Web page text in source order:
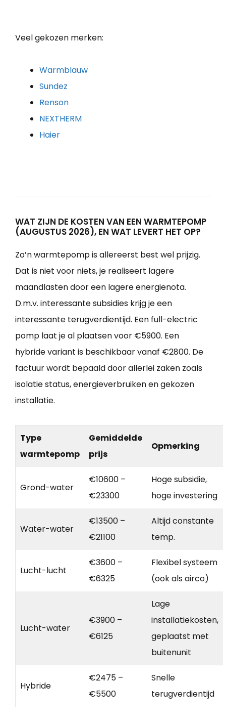
Veel gekozen merken:
Warmblauw
Sundez
Renson
NEXTHERM
Haier
WAT ZIJN DE KOSTEN VAN EEN WARMTEPOMP
(AUGUSTUS 2026), EN WAT LEVERT HET OP?
Zo’n warmtepomp is allereerst best wel prijzig.
Dat is niet voor niets, je realiseert lagere
maandlasten door een lagere energienota.
D.m.v. interessante subsidies krijg je een
interessante terugverdientijd. Een full-electric
pomp laat je al plaatsen voor €5900. Een
hybride variant is beschikbaar vanaf €2800. De
factuur wordt bepaald door allerlei zaken zoals
isolatie status, energieverbruiken en gekozen
installatie.
Type
warmtepomp
Gemiddelde
prijs
Opmerking
Grond-water
€10600 –
€23300
Hoge subsidie,
hoge investering
Water-water
€13500 –
€21100
Altijd constante
temp.
Lucht-lucht
€3600 –
€6325
Flexibel systeem
(ook als airco)
Lucht-water
€3900 –
€6125
Lage
installatiekosten,
geplaatst met
buitenunit
Hybride
€2475 –
€5500
Snelle
terugverdientijd